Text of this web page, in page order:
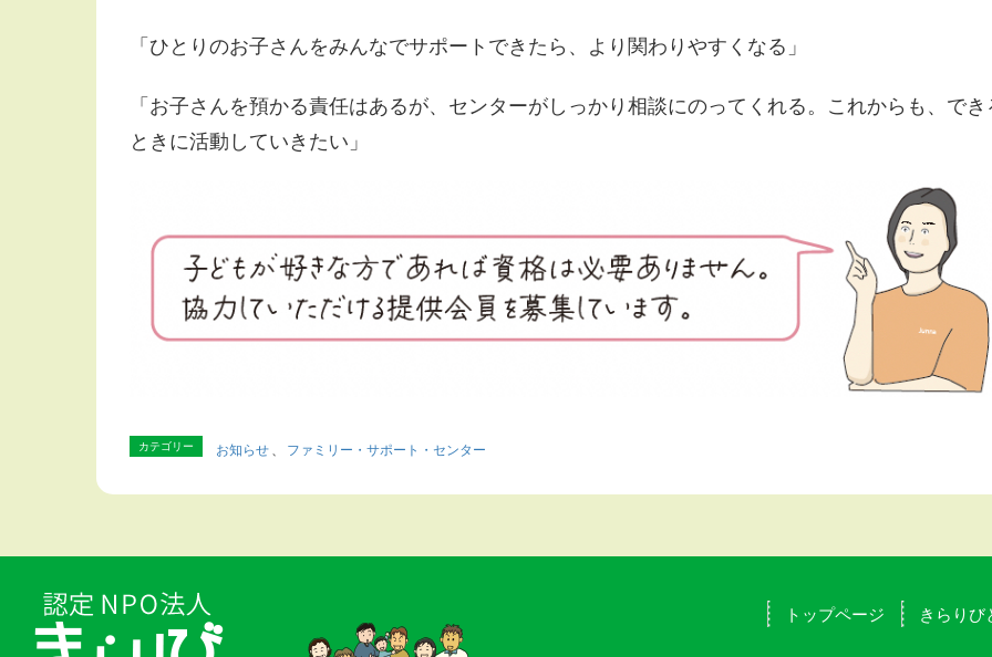
「ひとりのお子さんをみんなでサポートできたら、より関わりやすくなる」
「お子さんを預かる責任はあるが、センターがしっかり相談にのってくれる。これからも、でき
ときに活動していきたい」
カテゴリー お知らせ ファミリー・サポート・センター
トップページ きらりび